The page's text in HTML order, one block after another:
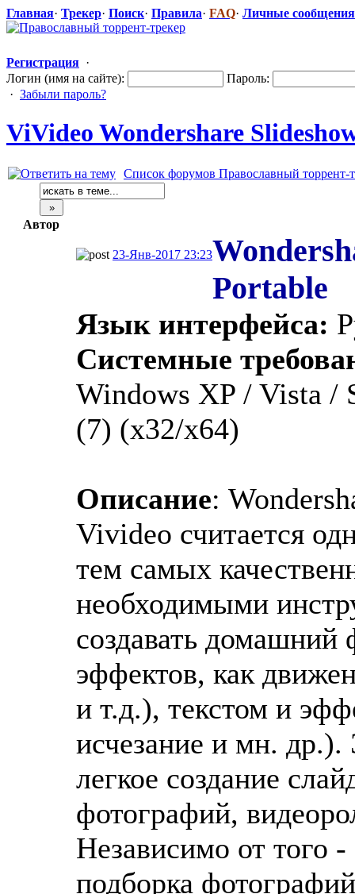
Главная· Трекер· Поиск· Правила· FAQ· Личные сообщения
Регистрация ·
Логин (имя на сайте):
Пароль:
· Забыли пароль?
ViVideo Wondershare
Список форумов Православный торрент-
Автор
23-Янв-2017 23:23
Portable
Язык интерфейса:
Системные
Windows XP / Vista /
(7) (x32/x64)
Описание:
Vivideo считается
тем самых
необходимыми
создавать домашний
эффектов, как
и т.д.), текстом и
исчезание и мн. др.).
легкое создание
фотографий,
Независимо от того
подборка